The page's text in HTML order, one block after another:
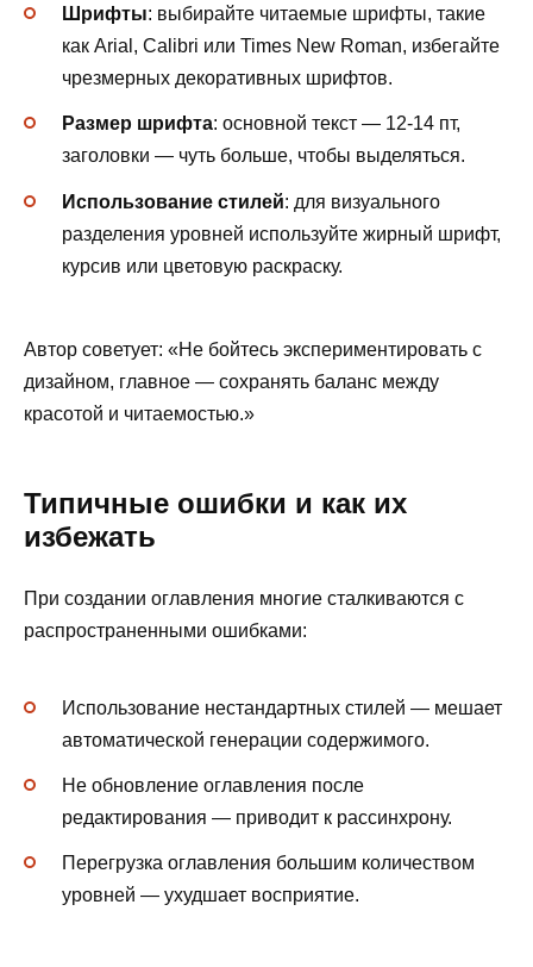
Шрифты: выбирайте читаемые шрифты, такие
как Arial, Calibri или Times New Roman, избегайте
чрезмерных декоративных шрифтов.
Размер шрифта: основной текст — 12-14 пт,
заголовки — чуть больше, чтобы выделяться.
Использование стилей: для визуального
разделения уровней используйте жирный шрифт,
курсив или цветовую раскраску.
Автор советует: «Не бойтесь экспериментировать с
дизайном, главное — сохранять баланс между
красотой и читаемостью.»
Типичные ошибки и как их
избежать
При создании оглавления многие сталкиваются с
распространенными ошибками:
Использование нестандартных стилей — мешает
автоматической генерации содержимого.
Не обновление оглавления после
редактирования — приводит к рассинхрону.
Перегрузка оглавления большим количеством
уровней — ухудшает восприятие.